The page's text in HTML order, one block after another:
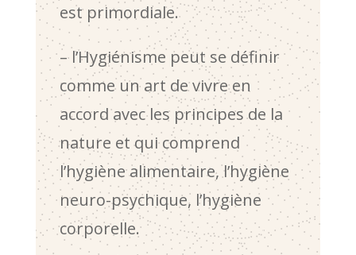
est primordiale.
– l’Hygiénisme peut se définir
comme un art de vivre en
accord avec les principes de la
nature et qui comprend
l’hygiène alimentaire, l’hygiène
neuro-psychique, l’hygiène
corporelle.